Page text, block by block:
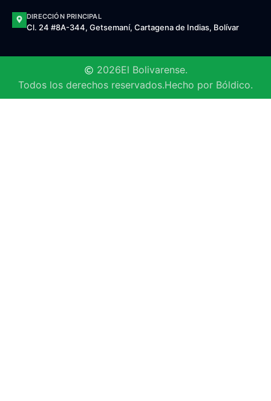
DIRECCIÓN PRINCIPAL
Cl. 24 #8A-344, Getsemaní, Cartagena de Indias, Bolívar
2026El Bolivarense.
Todos los derechos reservados.Hecho por Bóldico.